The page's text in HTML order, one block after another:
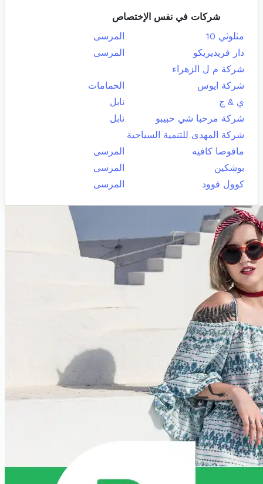
شركات في نفس الإختصاص
مثلوثي 10
المرسى
دار فريديريكو
المرسى
شركة م ل الزهراء
شركة ايوس
الحمامات
ي & ج
نابل
شركة مرحبا شي حبيبو
نابل
شركة المهدى للتنمية السياحية
مافوصا كافيه
المرسى
بوشكين
المرسى
كوول فوود
المرسى